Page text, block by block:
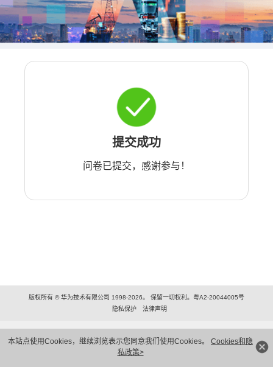
本站点使用Cookies，继续浏览表示您同意我们使用Cookies。 Cookies和隐
私政策>
提交成功
问卷已提交，感谢参与！
版权所有 © 华为技术有限公司 1998-2026。 保留一切权利。粤A2-20044005号
隐私保护
法律声明